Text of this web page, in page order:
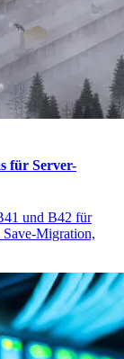
für Server-
und B42 für
Migration,